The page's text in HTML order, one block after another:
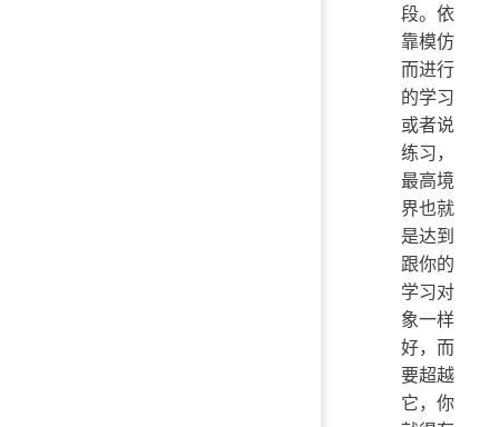
段。依
靠模仿
而进行
的学习
或者说
练习，
最高境
界也就
是达到
跟你的
学习对
象一样
好，而
要超越
它，你